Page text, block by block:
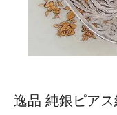
逸品 純銀ピア